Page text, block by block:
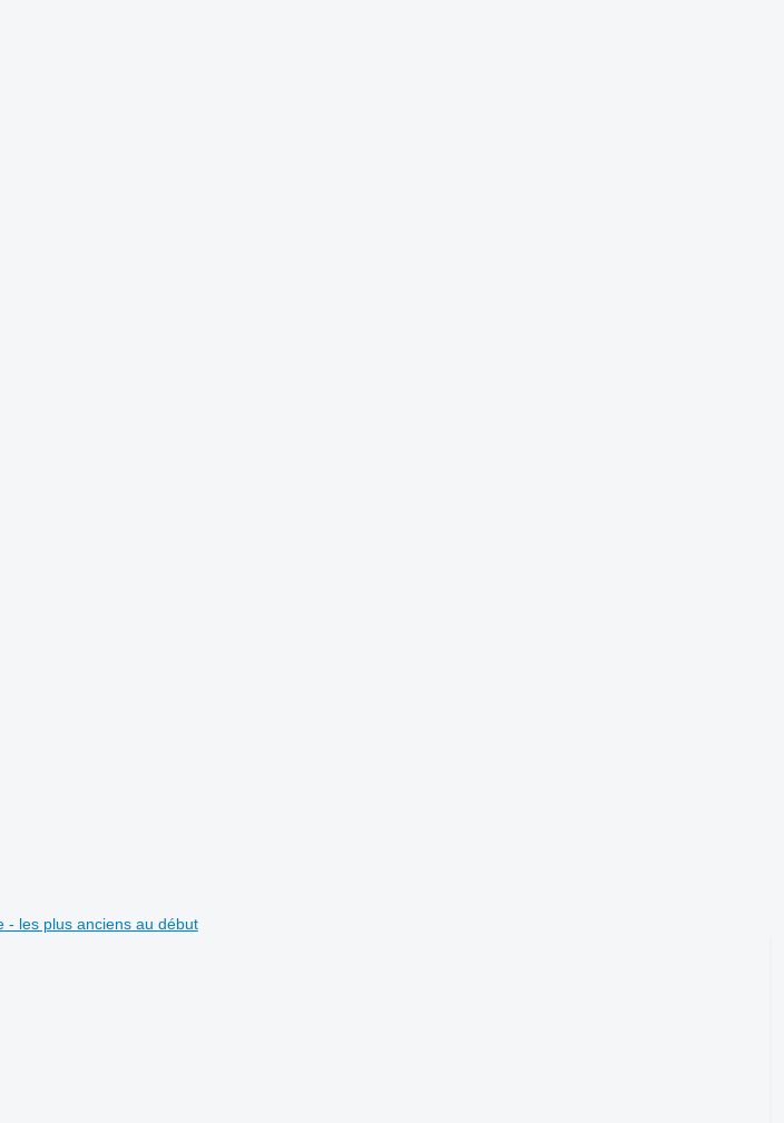
- les plus anciens au début